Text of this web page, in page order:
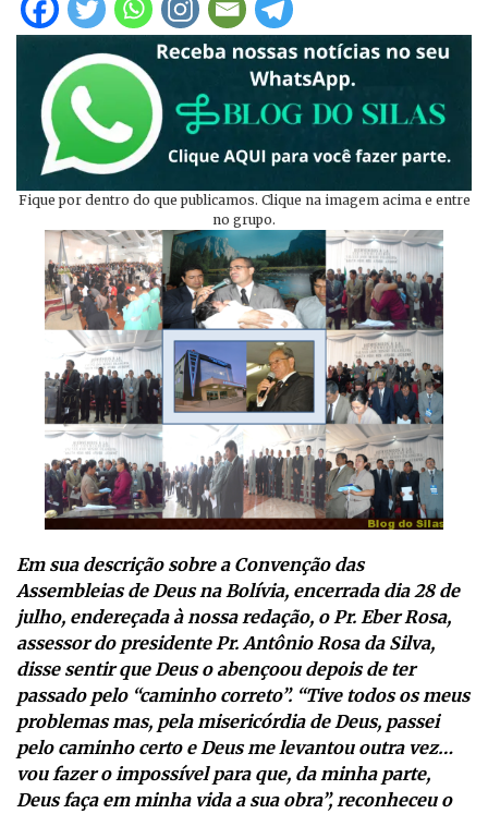
Fique por dentro do que publicamos. Clique na imagem acima e entre
no grupo.
Em sua descrição sobre a Convenção das
Assembleias de Deus na Bolívia, encerrada dia 28 de
julho, endereçada à nossa redação, o Pr. Eber Rosa,
assessor do presidente Pr. Antônio Rosa da Silva,
disse sentir que Deus o abençoou depois de ter
passado pelo “caminho correto”. “Tive todos os meus
problemas mas, pela misericórdia de Deus, passei
pelo caminho certo e Deus me levantou outra vez…
vou fazer o impossível para que, da minha parte,
Deus faça em minha vida a sua obra”, reconheceu o